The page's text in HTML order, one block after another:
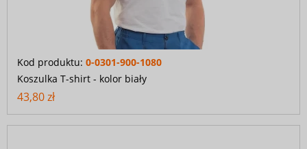
Kod produktu: 0-0301-900-1080
Koszulka T-shirt - kolor biały
43,80 zł